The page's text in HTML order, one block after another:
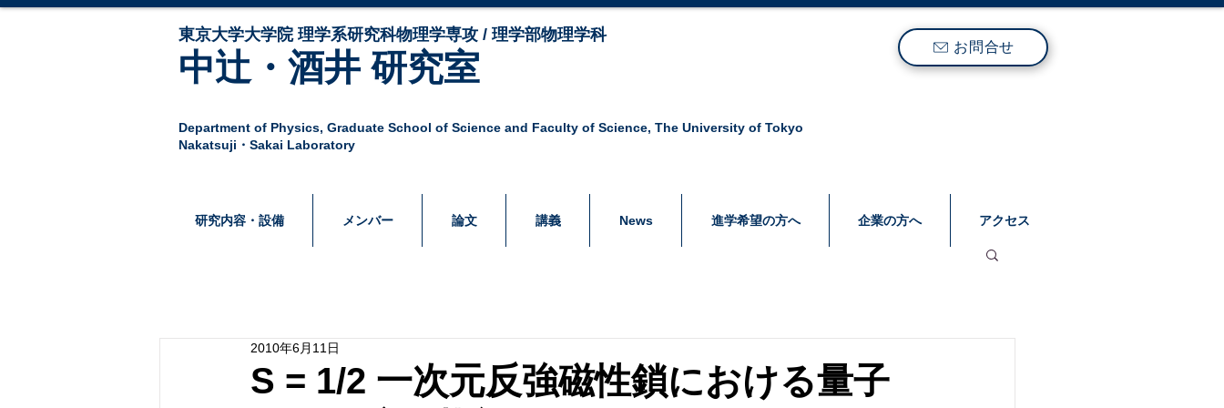
東京大学大学院 ​理学系研究科物理学専攻 / 理学部物理学科
中辻・酒井 研究室
Department of Physics, Graduate School of Science and Faculty of Science, The University of Tokyo
Nakatsuji・Sakai Laboratory
お問合せ
研究内容・設備 メンバー 論文 講義 News 進学希望の方へ 企業の方へ アクセス
S = 1/2 一次元反強磁性鎖における量子
2010年6月11日